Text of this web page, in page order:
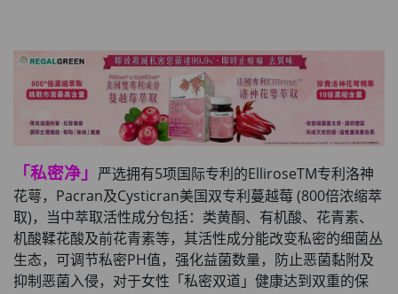
「私密净」 严选拥有5项国际专利的ElliroseTM专利洛神
花萼，Pacran及Cysticran美国双专利蔓越莓 (800倍浓缩萃
取)，当中萃取活性成分包括：类黄酮、有机酸、花青素、
机酸鞣花酸及前花青素等，其活性成分能改变私密的细菌丛
生态，可调节私密PH值，强化益菌数量，防止恶菌黏附及
抑制恶菌入侵，对于女性「私密双道」健康达到双重的保